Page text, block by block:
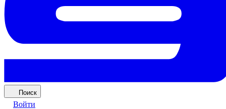
Поиск
Войти